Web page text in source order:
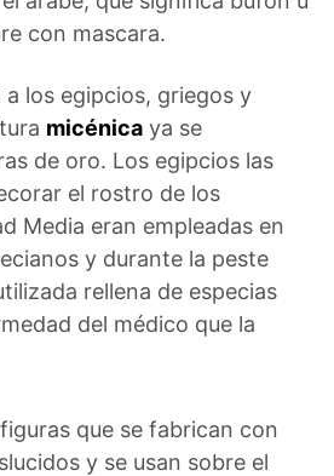
con mascara.
a los egipcios, griegos y
micénica ya se
de oro. Los egipcios las
el rostro de los
Media eran empleadas en
y durante la peste
rellena de especias
del médico que la
que se fabrican con
y se usan sobre el